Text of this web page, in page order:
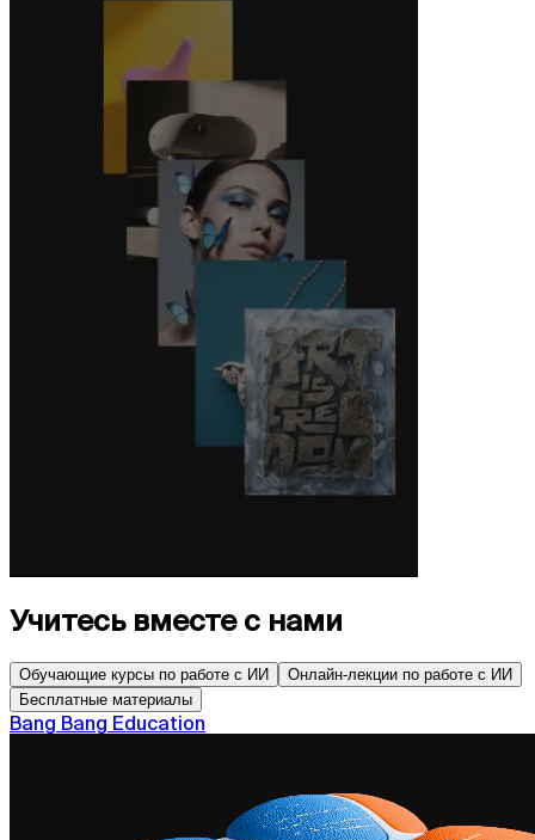
Учитесь вместе с нами
Обучающие курсы по работе с ИИ
Онлайн-лекции по работе с ИИ
Бесплатные материалы
Bang Bang Education